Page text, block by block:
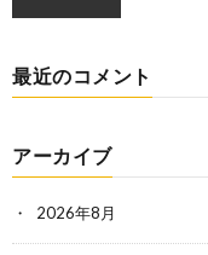
最近のコメント
アーカイブ
2026年8月